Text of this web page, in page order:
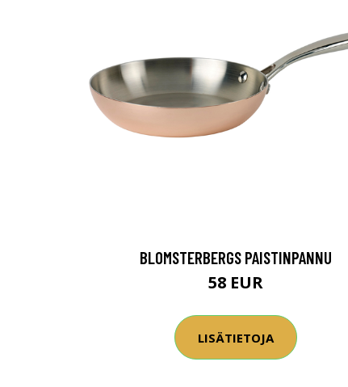
BLOMSTERBERGS PAISTINPANNU
58 EUR
LISÄTIETOJA